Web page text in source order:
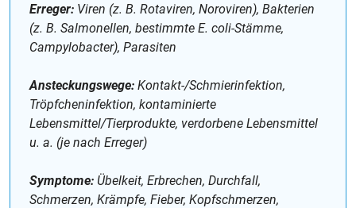
Erreger: Viren (z. B. Rotaviren, Noroviren), Bakterien
(z. B. Salmonellen, bestimmte E. coli-Stämme,
Campylobacter), Parasiten
Ansteckungswege: Kontakt-/Schmierinfektion,
Tröpfcheninfektion, kontaminierte
Lebensmittel/Tierprodukte, verdorbene Lebensmittel
u. a. (je nach Erreger)
Symptome: Übelkeit, Erbrechen, Durchfall,
Schmerzen, Krämpfe, Fieber, Kopfschmerzen,